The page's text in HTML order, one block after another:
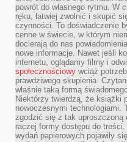
powrót do własnego rytmu. W
ręku, łatwiej zwolnić i skupić
czynności. To doświadczenie
cenne w świecie, w którym
docierają do nas
nowe informacje. Nawet jeśli
internetu, oglądamy filmy i
społecznościowy wciąż
prawdziwego skupienia.
właśnie taką formą
Niektórzy twierdzą, że książki
nowoczesnymi technologiami.
zgodzić się z tak uproszczoną
raczej formy dostępu do
wydań papierowych pojawiły